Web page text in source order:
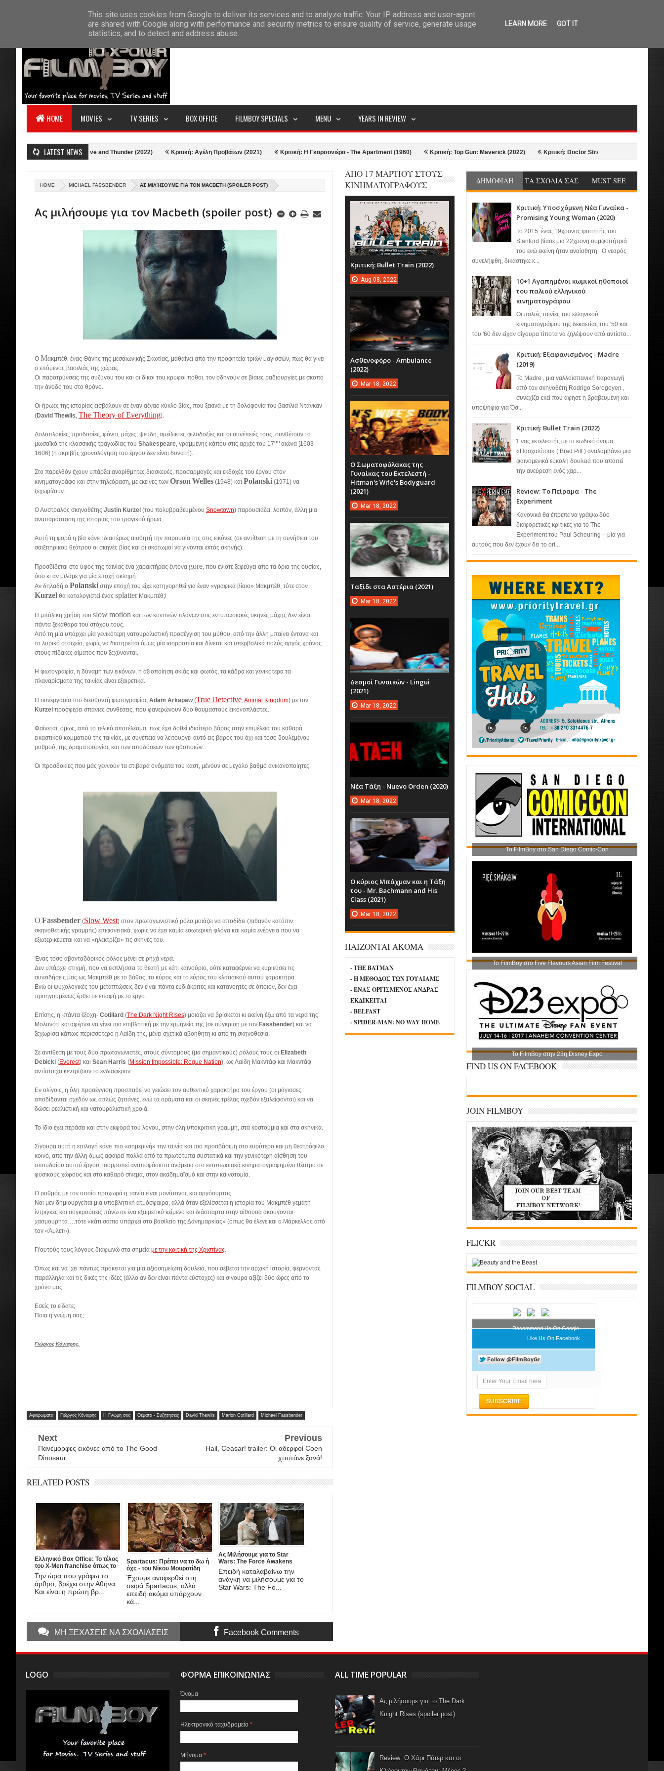
HOME ABOUT US CONTACT SITEMAP
HOME MOVIES TV SERIES BOX OFFICE FILMBOY SPECIALS MENU YEARS IN REVIEW
LATEST NEWS
Κριτική: Thor: Love and Thunder (2022) Κριτική: Αγέλη Προβάτων (2021) Κριτική: Η Γκαρσονιέρα - The Apartment (1960) Κριτική: Top Gun: Maverick (2022) Κριτική: Doctor Strange in the Multiverse of
HOME MICHAEL FASSBENDER ΑΣ ΜΙΛΉΣΟΥΜΕ ΓΙΑ ΤΟΝ MACBETH (SPOILER POST)
Ας μιλήσουμε για τον Macbeth (spoiler post)
Ο Mακμπέθ, ένας Θάνης της μεσαιωνικής Σκωτίας, μαθαίνει από την προφητεία τριών μαγισσών, πως θα γίνει
ο επόμενος βασιλιάς της χώρας.
Οι παροτρύνσεις της συζύγου του και οι δικοί του κρυφοί πόθοι, τον οδηγούν σε βίαιες ραδιουργίες με σκοπό
την άνοδό του στο θρόνο.
Οι ήρωες της ιστορίας εισβάλουν σε έναν αέναο κύκλο βίας, που ξεκινά με τη δολοφονία του βασιλιά Ντάνκαν
(David Thewlis The Theory of Everything).
Δολοπλοκίες, προδοσίες, φόνοι, μάχες, ψεύδη, αμείλικτες φιλοδοξίες και οι συνέπειές τους, συνθέτουν το
μωσαϊκό της κλασσικής τραγωδίας του Shakespeare , γραμμένης κάπου στις αρχές του 17ου αιώνα [1603-
1606] (η ακριβής χρονολόγηση του έργου δεν είναι δυνατή).
Στο παρελθόν έχουν υπάρξει αναρίθμητες διασκευές, προσαρμογές και εκδοχές του έργου στον
κινηματογράφο και στην τηλεόραση, με εκείνες των Orson Welles (1948) και Polanski (1971) να
ξεχωρίζουν.
Ο Αυστραλός σκηνοθέτης Justin Kurzel (του πολυβραβευμένου Snowtown) παρουσιάζει, λοιπόν, άλλη μία
αναπαράσταση της ιστορίας του τραγικού ήρωα.
Αυτή τη φορά η βία κάνει ιδιαιτέρως αισθητή την παρουσία της στις εικόνες (σε αντίθεση με τη συνήθεια του
σαιξπηρικού θεάτρου οι σκηνές βίας και οι σκοτωμοί να γίνονται εκτός σκηνής).
Προσδίδεται στο ύφος της ταινίας ένα χαρακτήρας έντονα gore , που ενίοτε ξεφεύγει από τα όρια της ουσίας,
όσο κι αν μιλάμε για μία εποχή σκληρή.
Αν δηλαδή ο Polanski στην εποχή του είχε κατηγορηθεί για έναν «γραφικά βίαιο» Μακμπέθ, τότε στον
Kurzel θα καταλογιστεί ένας splatter Μακμπέθ;!
Η μπόλικη χρήση του slowmotion και των κοντινών πλάνων στις εντυπωσιακές σκηνές μάχης δεν είναι
πάντα ξεκάθαρα του στόχου τους.
Από τη μία υπάρχει μία γενικότερη νατουραλιστική προσέγγιση του μύθου, από την άλλη μπαίνει έντονα και
το λυρικό στοιχείο, χωρίς να διατηρείται όμως μία ισορροπία και δίνεται και υπερβολικά πολύς αργός χρόνος
στους πίδακες αίματος που ξεχύνονται.
Η φωτογραφία, η δύναμη των εικόνων, η αξιοποίηση σκιάς και φωτός, τα κάδρα και γενικότερα τα
πλαναρίσματα της ταινίας είναι εξαιρετικά.
Η συνεργασία του διευθυντή φωτογραφίας Adam Arkapaw(TrueDetective Animal Kingdom) με τον
Kurzel προσφέρει σπάνιες συνθέσεις, που φανερώνουν δύο θαυμαστούς εικονοπλάστες.
Φαίνεται, όμως, από το τελικό αποτέλεσμα, πως έχει δοθεί ιδιαίτερο βάρος στην επιμέλεια του καθαρά
εικαστικού κομματιού της ταινίας, με συνέπεια να λειτουργεί αυτό εις βάρος του όχι και τόσο δουλεμένου
ρυθμού, της δραματουργίας και των αποδόσεων των ηθοποιών.
Οι προσδοκίες που μάς γεννούν τα στιβαρά ονόματα του καστ, μένουν σε μεγάλο βαθμό ανικανοποίητες.
O Fassbender (Slow West) στον πρωταγωνιστικό ρόλο μοιάζει να αποδίδει (πιθανόν κατόπιν
σκηνοθετικής γραμμής) επιφανειακά, χωρίς να έχει καμία εσωτερική φλόγα και καμία ενέργεια που να
εξωτερικεύεται και να «ηλεκτρίζει» τις σκηνές του.
Ένας τόσο αβανταδόρικος ρόλος μένει σε ρηχά νερά.
Δεν υπάρχει στιγμή, που να εκπλήσσει το θεατή με κάτι καινούριο, ούτε καταφέρνει να κυριεύσει τις
συνειδήσεις μας ως Μακμπέθ με το βάθος, το κύρος και το εύρος του κλασσικού αυτού χαρακτήρα.
Ενώ οι ψυχολογικές του μεταπτώσεις δεν είναι πάντα ευδιάκριτες και κατανοητές σε όποιον, δεν έχει
προηγουμένως έρθει σε επαφή με το έργο.
Επίσης, η -πάντα έξοχη- Cotillard (The Dark Night Rises) μοιάζει να βρίσκεται κι εκείνη έξω από τα νερά της.
Μολονότι καταφέρνει να γίνει πιο επιβλητική με την ερμηνεία της (σε σύγκριση με τον Fassbender) και να
ξεχωρίσει κάπως περισσότερο η Λαίδη της, μένει σχετικά αβοήθητη κι από τη σκηνοθεσία.
Σε αντίθεση με τους δύο πρωταγωνιστές, στους σύντομους (μα σημαντικούς) ρόλους τους οι Elizabeth
Debicki (Everest) και Sean Harris (Mission Impossible: Rogue Nation), ως Λαίδη Μακντάφ και Μακντάφ
αντίστοιχα κεντρίζουν το ενδιαφέρον.
Εν ολίγοις, η όλη προσέγγιση προσπαθεί να γειώσει τον αυθεντικό χαρακτήρα του έργου (οι μάγισσες
αποδίδονται σχεδόν ως απλώς ζητιάνες, ενώ τα οράματα και οι σκηνές τρέλας σχεδόν εξαλείφονται) και να
δώσει ρεαλιστική και νατουραλιστική χροιά.
Το ίδιο έχει περάσει και στην εκφορά του λόγου, στην όλη υποκριτική γραμμή, στα κοστούμια και στα σκηνικά.
Σίγουρα αυτή η επιλογή κάνει πιο «σημερινή» την ταινία και πιο προσβάσιμη στο ευρύτερο και μη θεατρόφιλο
κοινό, από την άλλη όμως αφαιρεί πολλά από τα πρωτότυπα συστατικά και την γενικότερη αίσθηση του
σπουδαίου αυτού έργου, ισορροπεί αναποφάσιστα ανάμεσα στο εντυπωσιακά κινηματογραφημένο θέατρο σε
φυσικούς χώρους και στο καθαρό σινεμά, στον ακαδημαϊσμό και στην καινοτομία.
Ο ρυθμός με τον οποίο προχωρά η ταινία είναι μονότονος και αργόσυρτος.
Ναι μεν δημιουργείται μία υποβλητική ατμόσφαιρα, αλλά όταν εξελίσσεται η ιστορία του Μακμπέθ γεμάτη
ίντριγκες και συγκρούσεις πάνω σε ένα εξαιρετικό κείμενο και διάσπαρτα στην αίθουσα ακούγονται
χασμουρητά….τότε «κάτι σάπιο υπάρχει στο βασίλειο της Δανημαρκίας» (όπως θα έλεγε και ο Μάρκελλος από
τον «Άμλετ»).
Γι'αυτούς τους λόγους διαφωνώ στα σημεία με την κριτική της Χριστίνας.
Όπως και να ‘χει πάντως πρόκειται για μία αξιοσημείωτη δουλειά, που σέβεται την αρχική ιστορία, φέρνοντας
παράλληλα και τις δικές της ιδέες (άλλο αν δεν είναι πάντα εύστοχες) και σίγουρα αξίζει δύο ώρες από το
χρόνο μας.
Εσείς το είδατε;
Ποια η γνώμη σας;
Γιώργος Κόνιαρης.
Αφιερωματα Γιώργος Κόνιαρης Η Γνώμη σας Θεματα - Συζητησεις David Thewlis Marion Cotillard Michael Fassbender
Next
Πανέμορφες εικόνες από το The Good
Dinosaur
Previous
Hail, Ceasar! trailer: Οι αδερφοί Coen
χτυπάνε ξανά!
RELATED POSTS
Ελληνικό Box Office: Το τέλος
του X-Men franchise όπως το
ξέραμε
Την ώρα που γράφω το
άρθρο, βρέχει στην Αθήνα.
Και είναι η πρώτη βρ...
Spartacus: Πρέπει να το δω ή
όχι; - του Νίκου Μουρατίδη
Έχουμε αναφερθεί στη
σειρά Spartacus, αλλά
επειδή ακόμα υπάρχουν
κά...
Ας Μιλήσουμε για το Star
Wars: The Force Awakens
(spoiler post)
Επειδή καταλαβαίνω την
ανάγκη να μιλήσουμε για το
Star Wars: The Fo...
ΜΗ ΞΕΧΑΣΕΙΣ ΝΑ ΣΧΟΛΙΑΣΕΙΣ Facebook Comments
ΔΗΜΟΦΙΛΗ ΤΑ ΣΧΟΛΙΑ ΣΑΣ MUST SEE
Κριτική: Υποσχόμενη Νέα Γυναίκα -
Promising Young Woman (2020)
Το 2015, ένας 19χρονος φοιτητής του
Stanford βίασε μια 22χρονη συμφοιτήτριά
του ενώ εκείνη ήταν αναίσθητη. Ο νεαρός
συνελήφθη, δικάστηκε κ...
10+1 Αγαπημένοι κωμικοί ηθοποιοί
του παλιού ελληνικού
κινηματογράφου
Οι παλιές ταινίες του ελληνικού
κινηματογράφου της δεκαετίας του '50 και
του '60 δεν είχαν σίγουρα τίποτα να ζηλέψουν από αντίστο...
Κριτική: Εξαφανισμένος - Madre
(2019)
Το Madre , μια γαλλοϊσπανική παραγωγή
από τον σκηνοθέτη Rodrigo Sorogoyen ,
συνεχίζει εκεί που άφησε η βραβευμένη και
υποψήφια για Όσ...
Κριτική: Bullet Train (2022)
Ένας εκτελεστής με το κωδικό όνομα…
«Πασχαλίτσα» ( Brad Pitt ) αναλαμβάνει μια
φαινομενικά εύκολη δουλειά που απαιτεί
την ανεύρεση ενός χαρ...
Review: Το Πείραμα - The
Experiment
Κανονικά θα έπρεπε να γράψω δύο
διαφορετικές κριτικές για το The
Experiment του Paul Scheuring – μία για
αυτούς που δεν έχουν δει το ori...
Το FilmBoy στο San Diego Comic-Con
Το FilmBoy στο Five Flavours Asian Film Festival
Το FilmBoy στην 23η Disney Expo
FIND US ON FACEBOOK
JOIN FILMBOY
FLICKR
FILMBOY SOCIAL
Recommend Us On Google
Like Us On Facebook
ΑΠΟ 17 ΜΑΡΤΙΟΥ ΣΤΟΥΣ
ΚΙΝΗΜΑΤΟΓΡΑΦΟΥΣ
Κριτική: Bullet Train (2022)
Aug 08, 2022
Ασθενοφόρο - Ambulance
(2022)
Mar 18, 2022
Ο Σωματοφύλακας της
Γυναίκας του Εκτελεστή -
Hitman's Wife's Bodyguard
(2021)
Mar 18, 2022
Ταξίδι στα Αστέρια (2021)
Mar 18, 2022
Δεσμοί Γυναικών - Lingui
(2021)
Mar 18, 2022
Νέα Τάξη - Nuevo Orden (2020)
Mar 18, 2022
Ο κύριος Μπάχμαν και η Τάξη
του - Mr. Bachmann and His
Class (2021)
Mar 18, 2022
ΠΑΙΖΟΝΤΑΙ ΑΚΟΜΑ
- THE BATMAN
- Η ΜΕΘΟΔΟΣ ΤΩΝ ΓΟΥΛΙΑΜΣ
- ΕΝΑΣ ΟΡΓΙΣΜΕΝΟΣ ΑΝΔΡΑΣ
ΕΚΔΙΚΕΙΤΑΙ
- BELFAST
- SPIDER-MAN: NO WAY HOME
LOGO ΦΌΡΜΑ ΕΠΙΚΟΙΝΩΝΊΑΣ
Όνομα
Ηλεκτρονικό ταχυδρομείο*
Μήνυμα*
ALL TIME POPULAR
Ας μιλήσουμε για το The Dark
Knight Rises (spoiler post)
Review: Ο Χάρι Πότερ και οι
This site uses cookies from Google to deliver its services and to analyze traffic. Your IP address and user-agent
are shared with Google along with performance and security metrics to ensure quality of service, generate usage
statistics, and to detect and address abuse.
LEARN MORE GOT IT